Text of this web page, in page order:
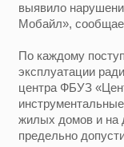
выявило
Мобайл»,
По каждому
эксплуатации
центра ФБУЗ
жилых домов и на
предельно